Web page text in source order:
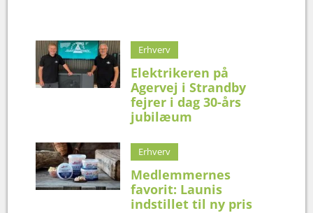
Erhverv
Elektrikeren på
Agervej i Strandby
fejrer i dag 30-års
jubilæum
Erhverv
Medlemmernes
favorit: Launis
indstillet til ny pris